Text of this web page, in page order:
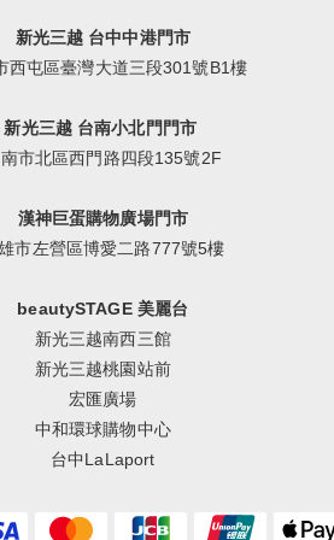
新光三越 台中中港門市
西屯區臺灣大道三段301號B1樓
新光三越 台南小北門門市
市北區西門路四段135號2F
漢神巨蛋購物廣場門市
市左營區博愛二路777號5樓
beautySTAGE 美麗台
新光三越南西三館
新光三越桃園站前
宏匯廣場
中和環球購物中心
台中LaLaport